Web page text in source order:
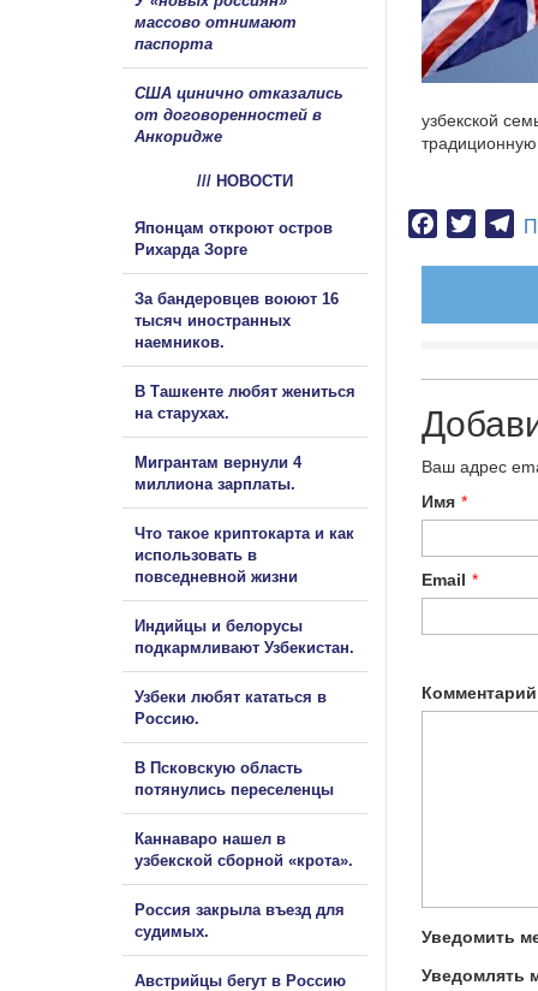
узбекской
Facebook
Twitter
Ваш адрес
Имя *
Email *
Комментарий
Уведомить
Уведомлять
массово отнимают
паспорта
США цинично отказались
от договоренностей в
Анкоридже
/// НОВОСТИ
Японцам откроют остров
Рихарда Зорге
За бандеровцев воюют 16
тысяч иностранных
наемников.
В Ташкенте любят жениться
на старухах.
Мигрантам вернули 4
миллиона зарплаты.
Что такое криптокарта и как
использовать в
повседневной жизни
Индийцы и белорусы
подкармливают Узбекистан.
Узбеки любят кататься в
Россию.
В Псковскую область
потянулись переселенцы
Каннаваро нашел в
узбекской сборной «крота».
Россия закрыла въезд для
судимых.
Австрийцы бегут в Россию